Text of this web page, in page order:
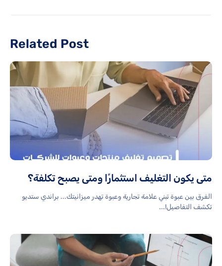
Related Post
متى يكون التغليف استثمارًا ومتى يصبح تكلفة؟
الفرق بين عبوة تبني علامة تجارية وعبوة تهدر ميزانيتك... براندي ستديو
تكشف التفاصيل!...